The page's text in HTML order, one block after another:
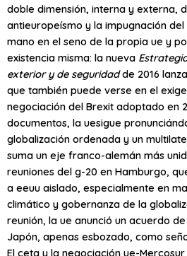
doble dimensión, interna y externa,
antieuropeísmo y la impugnación
mano en el seno de la propia ue y
existencia misma: la nueva
exterior y de seguridadde 2016
que también puede verse en el
negociación del Brexit adoptado en
documentos, la uesigue
globalización ordenada y un
suma un eje franco-alemán más
reuniones del g-20 en Hamburgo,
a eeuu aislado, especialmente en
climático y gobernanza de la
reunión, la ue anunció un acuerdo
Japón, apenas esbozado, como
El ceta y la negociación ue-